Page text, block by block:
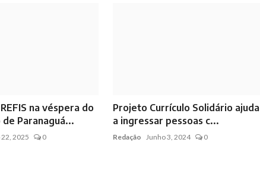
na véspera do
Paranaguá...
22, 2025 0
Projeto Currículo Solidário ajuda
a ingressar pessoas c...
Redação Junho 3, 2024 0